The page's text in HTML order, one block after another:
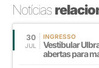
Notícias
30
JUL
INGRESSO
Vestibular
abertas para